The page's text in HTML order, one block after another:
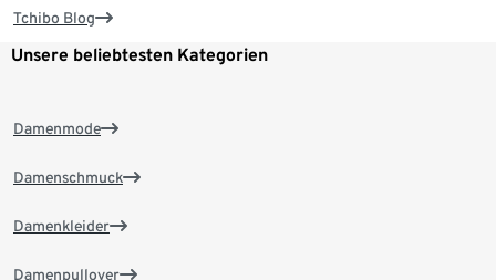
Tchibo Blog
Unsere beliebtesten Kategorien
Damenmode
Damenschmuck
Damenkleider
Damenpullover